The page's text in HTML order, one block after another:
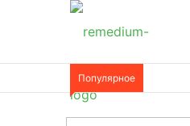
Популярное